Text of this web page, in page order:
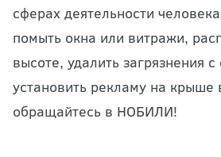
сферах деятельности
помыть окна или витражи,
высоте, удалить загрязнения
установить рекламу на крыше
обращайтесь в НОБИЛИ!